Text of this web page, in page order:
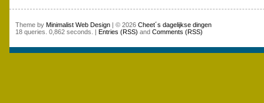
Theme by Minimalist Web Design| © 2026 Cheet´s dagelijkse dingen
18 queries. 0,862 seconds. | Entries (RSS) and Comments (RSS)